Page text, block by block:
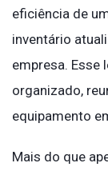
eficiência de
inventário
empresa. Esse
organizado,
equipamento
Mais do que